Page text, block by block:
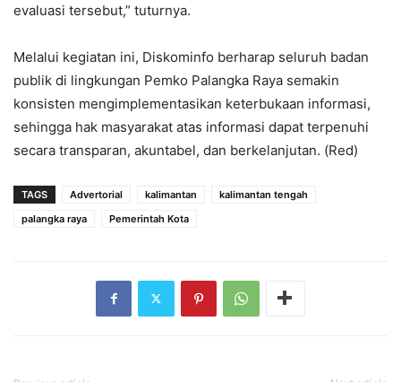
evaluasi tersebut,” tuturnya.
Melalui kegiatan ini, Diskominfo berharap seluruh badan
publik di lingkungan Pemko Palangka Raya semakin
konsisten mengimplementasikan keterbukaan informasi,
sehingga hak masyarakat atas informasi dapat terpenuhi
secara transparan, akuntabel, dan berkelanjutan. (Red)
TAGS Advertorial kalimantan
kalimantan tengah
palangka raya
Pemerintah Kota